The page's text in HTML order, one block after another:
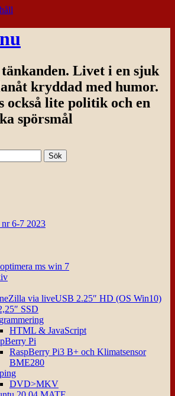
Livet i en sjuk
kryddad med humor.
också lite politik och en
spörsmål
nr 6-7 2023
ms win 7
via liveUSB 2.25″ HD (OS Win10)
SSD
HTML & JavaScript
Pi
RaspBerry Pi3 B+ och Klimatsensor
BME280
DVD>MKV